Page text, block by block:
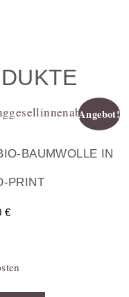
Angebot!
BAUMWOLLE IN
€